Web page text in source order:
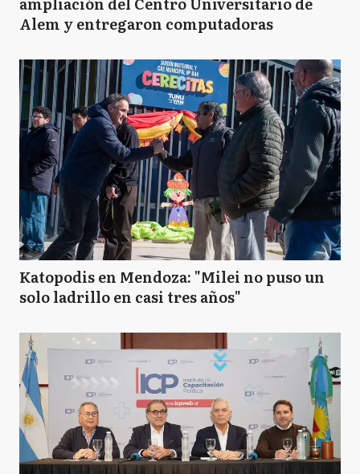
Alem y entregaron computadoras
Katopodis en Mendoza: "Milei no puso un
solo ladrillo en casi tres años"